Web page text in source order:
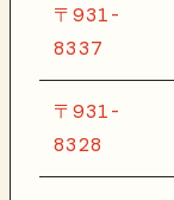
〒931-
8337
〒931-
8328